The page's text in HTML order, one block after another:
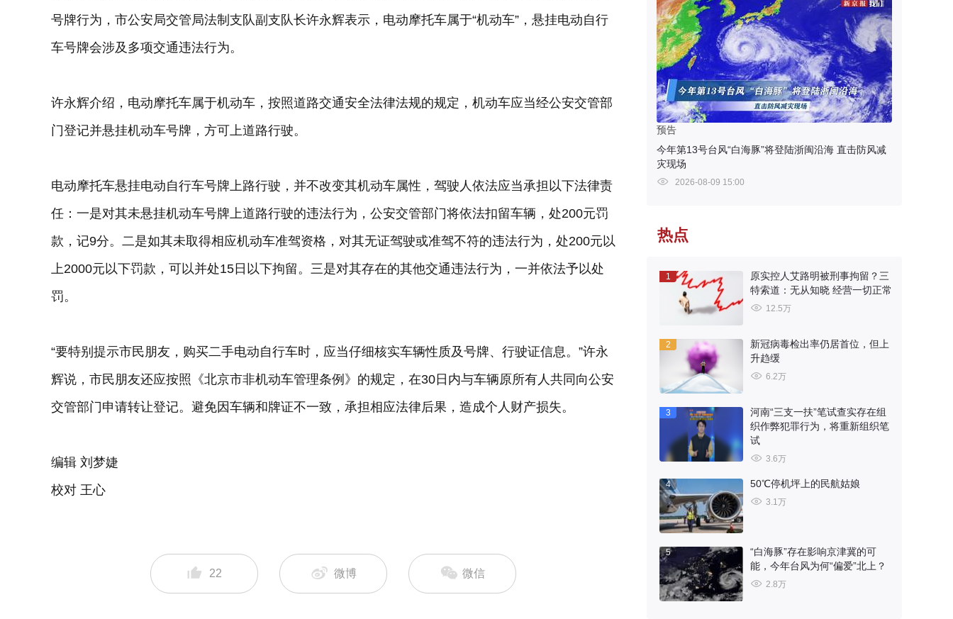
号牌行为，市公安局交管局法制支队副支队长许永辉表示，电动摩托车属于“机动车”，悬挂电动自行
车号牌会涉及多项交通违法行为。
许永辉介绍，电动摩托车属于机动车，按照道路交通安全法律法规的规定，机动车应当经公安交管部
门登记并悬挂机动车号牌，方可上道路行驶。
电动摩托车悬挂电动自行车号牌上路行驶，并不改变其机动车属性，驾驶人依法应当承担以下法律责
任：一是对其未悬挂机动车号牌上道路行驶的违法行为，公安交管部门将依法扣留车辆，处200元罚
款，记9分。二是如其未取得相应机动车准驾资格，对其无证驾驶或准驾不符的违法行为，处200元以
上2000元以下罚款，可以并处15日以下拘留。三是对其存在的其他交通违法行为，一并依法予以处
罚。
“要特别提示市民朋友，购买二手电动自行车时，应当仔细核实车辆性质及号牌、行驶证信息。”许永
辉说，市民朋友还应按照《北京市非机动车管理条例》的规定，在30日内与车辆原所有人共同向公安
交管部门申请转让登记。避免因车辆和牌证不一致，承担相应法律后果，造成个人财产损失。
编辑 刘梦婕
校对 王心
22 微博 微信
预告
今年第13号台风“白海豚”将登陆浙闽沿海 直击防风减
灾现场
2026-08-09 15:00
热点
1
原实控人艾路明被刑事拘留？三
特索道：无从知晓 经营一切正常
12.5万
2
新冠病毒检出率仍居首位，但上
升趋缓
6.2万
3
河南“三支一扶”笔试查实存在组
织作弊犯罪行为，将重新组织笔
试
3.6万
4 50℃停机坪上的民航姑娘
3.1万
5
“白海豚”存在影响京津冀的可
能，今年台风为何“偏爱”北上？
2.8万